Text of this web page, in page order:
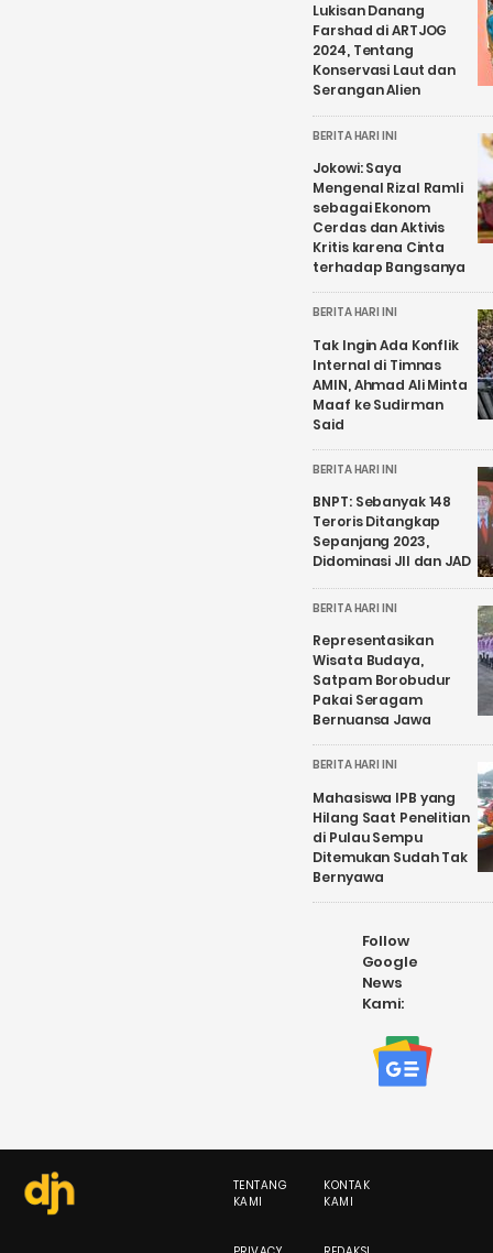
Lukisan Danang
Farshad di ARTJOG
2024, Tentang
Konservasi Laut dan
Serangan Alien
BERITA HARI INI
Jokowi: Saya
Mengenal Rizal Ramli
sebagai Ekonom
Cerdas dan Aktivis
Kritis karena Cinta
terhadap Bangsanya
BERITA HARI INI
Tak Ingin Ada Konflik
Internal di Timnas
AMIN, Ahmad Ali Minta
Maaf ke Sudirman
Said
BERITA HARI INI
BNPT: Sebanyak 148
Teroris Ditangkap
Sepanjang 2023,
Didominasi JII dan JAD
BERITA HARI INI
Representasikan
Wisata Budaya,
Satpam Borobudur
Pakai Seragam
Bernuansa Jawa
BERITA HARI INI
Mahasiswa IPB yang
Hilang Saat Penelitian
di Pulau Sempu
Ditemukan Sudah Tak
Bernyawa
Follow
Google
News
Kami:
TENTANG
KAMI
KONTAK
KAMI